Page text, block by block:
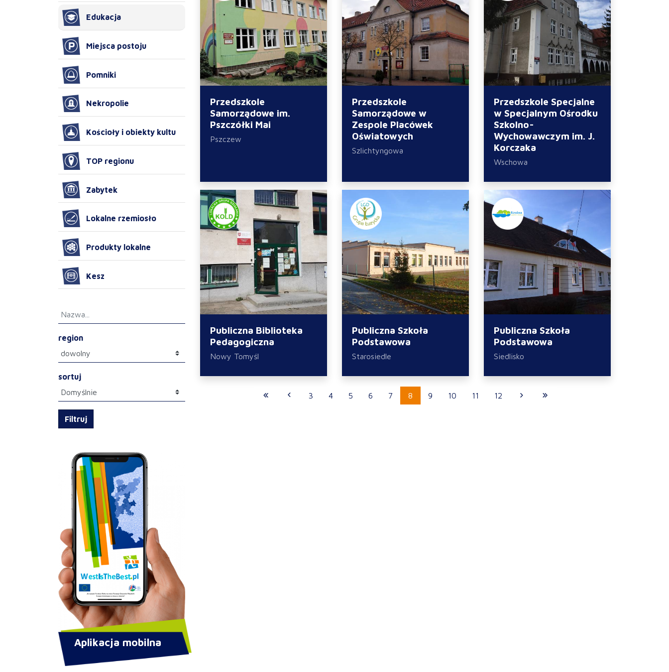
Przedszkole
Samorządowe im.
Pszczółki Mai
Pszczew
Przedszkole
Samorządowe w
Zespole Placówek
Oświatowych
Szlichtyngowa
Przedszkole Specjalne
w Specjalnym Ośrodku
Szkolno-
Wychowawczym im. J.
Korczaka
Wschowa
Publiczna Biblioteka
Pedagogiczna
Nowy Tomyśl
Publiczna Szkoła
Podstawowa
Starosiedle
Publiczna Szkoła
Podstawowa
Siedlisko
3 4 5 6 7 8 9 10 11 12
Edukacja
Miejsca postoju
Pomniki
Nekropolie
Kościoły i obiekty kultu
TOP regionu
Zabytek
Lokalne rzemiosło
Produkty lokalne
Kesz
region
sortuj
Filtruj
Aplikacja mobilna